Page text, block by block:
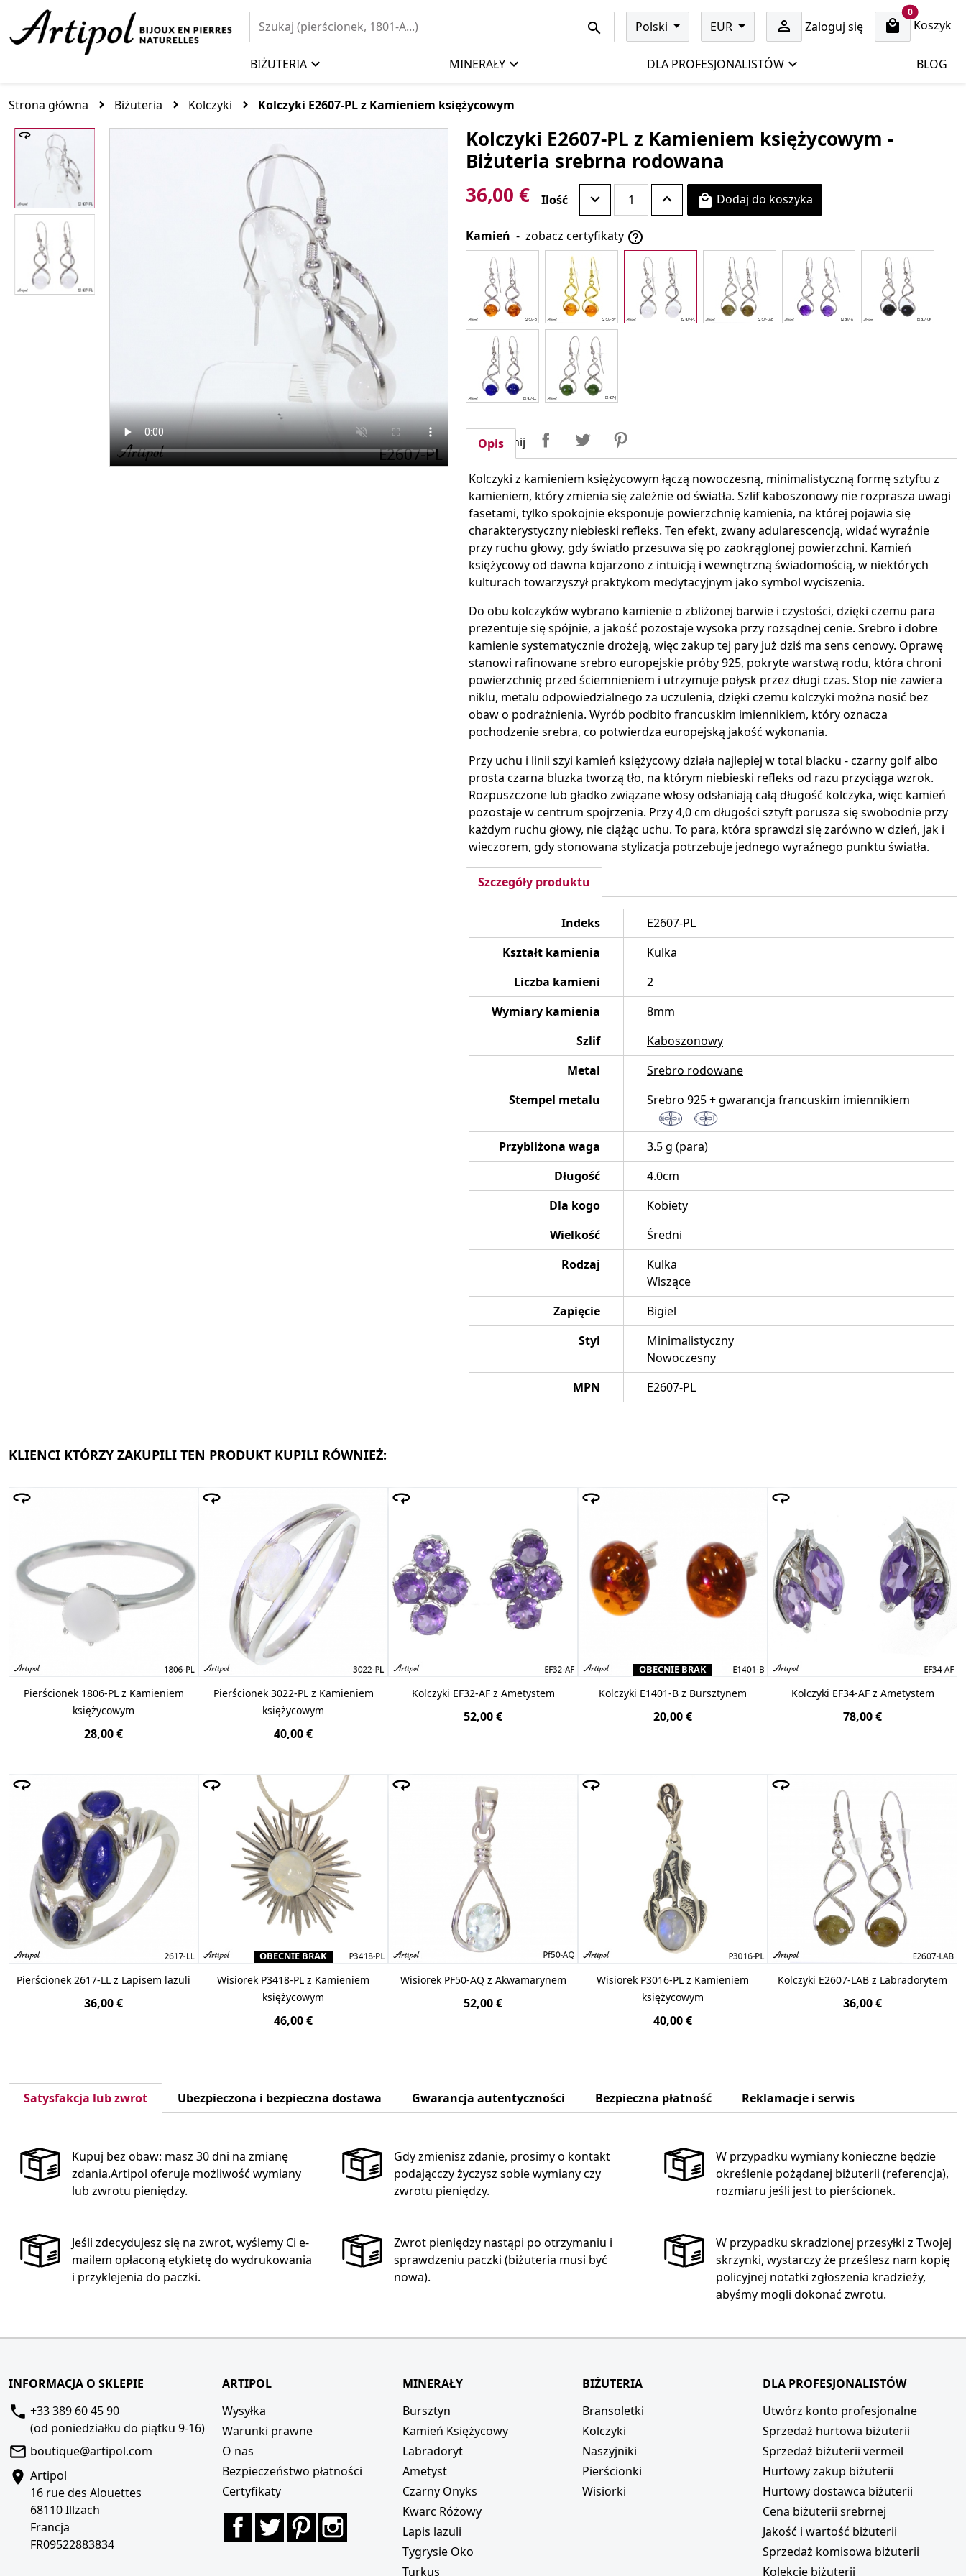
Polski EUR Zaloguj się 
0cart items
Koszyk
BIŻUTERIA MINERAŁY DLA PROFESJONALISTÓW BLOG
Strona główna Biżuteria Kolczyki Kolczyki E2607-PL z Kamieniem księżycowym
Kolczyki E2607-PL z Kamieniem księżycowym -
Biżuteria srebrna rodowana
36,00 €
Ilość  Dodaj do koszyka
Kamień - zobacz certyfikaty 
Udostępnij UdostępnijTweetuj
Opis
Kolczyki z kamieniem księżycowym łączą nowoczesną, minimalistyczną formę sztyftu z
kamieniem, który zmienia się zależnie od światła. Szlif kaboszonowy nie rozprasza uwagi
fasetami, tylko spokojnie eksponuje powierzchnię kamienia, na której pojawia się
charakterystyczny niebieski refleks. Ten efekt, zwany adularescencją, widać wyraźnie
przy ruchu głowy, gdy światło przesuwa się po zaokrąglonej powierzchni. Kamień
księżycowy od dawna kojarzono z intuicją i wewnętrzną świadomością, w niektórych
kulturach towarzyszył praktykom medytacyjnym jako symbol wyciszenia.
Do obu kolczyków wybrano kamienie o zbliżonej barwie i czystości, dzięki czemu para
prezentuje się spójnie, a jakość pozostaje wysoka przy rozsądnej cenie. Srebro i dobre
kamienie systematycznie drożeją, więc zakup tej pary już dziś ma sens cenowy. Oprawę
stanowi rafinowane srebro europejskie próby 925, pokryte warstwą rodu, która chroni
powierzchnię przed ściemnieniem i utrzymuje połysk przez długi czas. Stop nie zawiera
niklu, metalu odpowiedzialnego za uczulenia, dzięki czemu kolczyki można nosić bez
obaw o podrażnienia. Wyrób podbito francuskim imiennikiem, który oznacza
pochodzenie srebra, co potwierdza europejską jakość wykonania.
Przy uchu i linii szyi kamień księżycowy działa najlepiej w total blacku - czarny golf albo
prosta czarna bluzka tworzą tło, na którym niebieski refleks od razu przyciąga wzrok.
Rozpuszczone lub gładko związane włosy odsłaniają całą długość kolczyka, więc kamień
pozostaje w centrum spojrzenia. Przy 4,0 cm długości sztyft porusza się swobodnie przy
każdym ruchu głowy, nie ciążąc uchu. To para, która sprawdzi się zarówno w dzień, jak i
wieczorem, gdy stonowana stylizacja potrzebuje jednego wyraźnego punktu światła.
Szczegóły produktu
Indeks
E2607-PL
Kształt kamienia
Kulka
Liczba kamieni
2
Wymiary kamienia
8mm
Szlif
Kaboszonowy
Metal
Srebro rodowane
Stempel metalu
Srebro 925 + gwarancja francuskim imiennikiem
Przybliżona waga
3.5 g (para)
Długość
4.0cm
Dla kogo
Kobiety
Wielkość
Średni
Rodzaj
Kulka
Wiszące
Zapięcie
Bigiel
Styl
Minimalistyczny
Nowoczesny
MPN
E2607-PL
KLIENCI KTÓRZY ZAKUPILI TEN PRODUKT KUPILI RÓWNIEŻ:
Pierścionek 1806-PL z Kamieniem
księżycowym
28,00 €
Pierścionek 3022-PL z Kamieniem
księżycowym
40,00 €
Kolczyki EF32-AF z Ametystem
52,00 €
OBECNIE BRAK
Kolczyki E1401-B z Bursztynem
20,00 €
Kolczyki EF34-AF z Ametystem
78,00 €
Pierścionek 2617-LL z Lapisem lazuli
36,00 €
OBECNIE BRAK
Wisiorek P3418-PL z Kamieniem
księżycowym
46,00 €
Wisiorek PF50-AQ z Akwamarynem
52,00 €
Wisiorek P3016-PL z Kamieniem
księżycowym
40,00 €
Kolczyki E2607-LAB z Labradorytem
36,00 €
Satysfakcja lub zwrot Ubezpieczona i bezpieczna dostawa Gwarancja autentyczności Bezpieczna płatność Reklamacje i serwis
Kupuj bez obaw: masz 30 dni na zmianę
zdania.Artipol oferuje możliwość wymiany
lub zwrotu pieniędzy.
Gdy zmienisz zdanie, prosimy o kontakt
podającczy życzysz sobie wymiany czy
zwrotu pieniędzy.
W przypadku wymiany konieczne będzie
określenie pożądanej biżuterii (referencja),
rozmiaru jeśli jest to pierścionek.
Jeśli zdecydujesz się na zwrot, wyślemy Ci e-
mailem opłaconą etykietę do wydrukowania
i przyklejenia do paczki.
Zwrot pieniędzy nastąpi po otrzymaniu i
sprawdzeniu paczki (biżuteria musi być
nowa).
W przypadku skradzionej przesyłki z Twojej
skrzynki, wystarczy że prześlesz nam kopię
policyjnej notatki zgłoszenia kradzieży,
abyśmy mogli dokonać zwrotu.
INFORMACJA O SKLEPIE
+33 389 60 45 90
(od poniedziałku do piątku 9-16)
boutique@artipol.com
Artipol
16 rue des Alouettes
68110 Illzach
Francja
FR09522883834
ARTIPOL
Wysyłka
Warunki prawne
O nas
Bezpieczeństwo płatności
Certyfikaty
FacebookTwitterPinterest
MINERAŁY
Bursztyn
Kamień Księżycowy
Labradoryt
Ametyst
Czarny Onyks
Kwarc Różowy
Lapis lazuli
Tygrysie Oko
Turkus
BIŻUTERIA
Bransoletki
Kolczyki
Naszyjniki
Pierścionki
Wisiorki
DLA PROFESJONALISTÓW
Utwórz konto profesjonalne
Sprzedaż hurtowa biżuterii
Sprzedaż biżuterii vermeil
Hurtowy zakup biżuterii
Hurtowy dostawca biżuterii
Cena biżuterii srebrnej
Jakość i wartość biżuterii
Sprzedaż komisowa biżuterii
Kolekcje biżuterii